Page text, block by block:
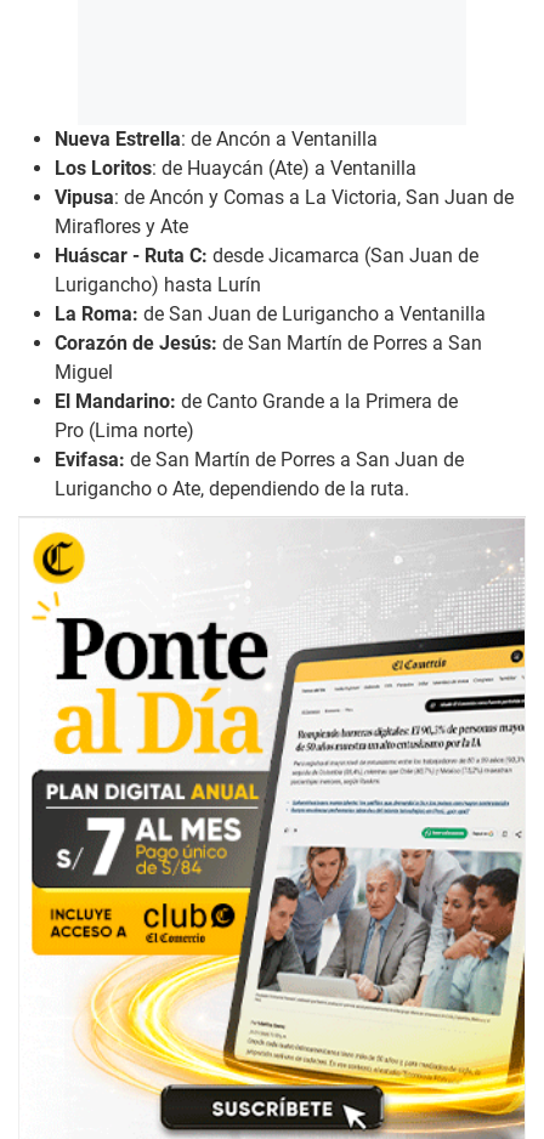
Nueva Estrella: de Ancón a Ventanilla
Los Loritos: de Huaycán (Ate) a Ventanilla
Vipusa: de Ancón y Comas a La Victoria, San Juan de
Miraflores y Ate
Huáscar - Ruta C: desde Jicamarca (San Juan de
Lurigancho) hasta Lurín
La Roma: de San Juan de Lurigancho a Ventanilla
Corazón de Jesús: de San Martín de Porres a San
Miguel
El Mandarino: de Canto Grande a la Primera de
Pro (Lima norte)
Evifasa: de San Martín de Porres a San Juan de
Lurigancho o Ate, dependiendo de la ruta.